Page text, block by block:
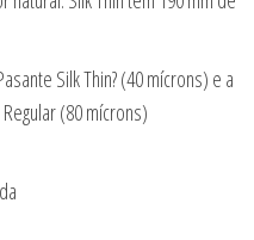
Silk Thin? (40 mícrons) e a
(80 mícrons)